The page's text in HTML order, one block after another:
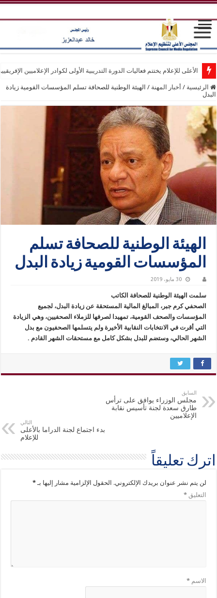
الأعلى للإعلام يختتم فعاليات الدورة التدريبية الأولى لكوادر الإعلاميين
الرئيسية / أخبار المهنة / ‎الهيئة الوطنية للصحافة تسلم المؤسسات القومية زيادة
البدل
‎الهيئة الوطنية للصحافة تسلم
المؤسسات القومية زيادة البدل
30 مايو، 2019
‎سلمت الهيئة الوطنية للصحافة الكاتب
‎الصحفي كرم جبر، المبالغ المالية المستحقة عن زيادة البدل، لجميع
المؤسسات والصحف القومية، تمهيدا لصرفها للزملاء الصحفيين، وهي الزيادة
التي أقرت في الانتخابات النقابية الأخيرة ولم يتسلمها الصحفيون مع بدل
الشهر الحالي، وستضم للبدل بشكل كامل مع مستحقات الشهر القادم .
السابق
مجلس الوزراء يوافق على ترأس
طارق سعدة لجنة تأسيس نقابة
الإعلاميين
التالي
بدء اجتماع لجنة الدراما بالأعلى
للإعلام
اترك تعليقاً
لن يتم نشر عنوان بريدك الإلكتروني. الحقول الإلزامية مشار إليها بـ*
التعليق*
الاسم*